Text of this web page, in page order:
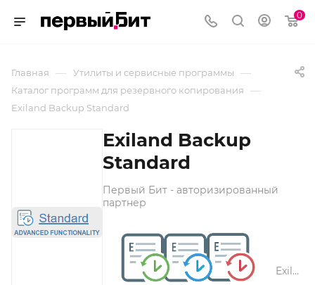
0
Главная — Утилиты и сервисные программы —
Каталог программ для резервного копирования —
Exiland Backup Standard
Exiland Backup
Standard
Первый Бит - авторизированный
партнер
Exiland Backup